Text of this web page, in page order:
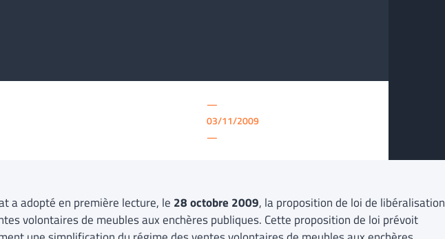
—
03/11/2009
—
a adopté en première lecture, le 28 octobre 2009, la proposition de loi de libéralisation
volontaires de meubles aux enchères publiques. Cette proposition de loi prévoit